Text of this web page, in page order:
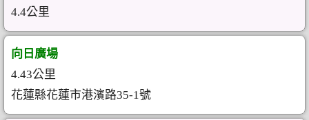
4.4公里
向日廣場
4.43公里
花蓮縣花蓮市港濱路35-1號